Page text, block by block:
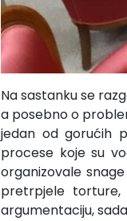
Na sastanku se
a posebno o
jedan od gorućih
procese koje su
organizovale
pretrpjele torture,
argumentaciju,